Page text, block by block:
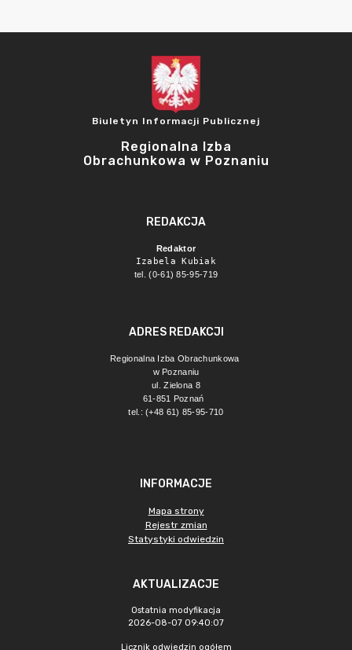
Biuletyn Informacji Publicznej
Regionalna Izba
Obrachunkowa w Poznaniu
REDAKCJA
Redaktor
Izabela Kubiak
tel. (0-61) 85-95-719
ADRES REDAKCJI
Regionalna Izba Obrachunkowa
w Poznaniu
ul. Zielona 8
61-851 Poznań
tel.: (+48 61) 85-95-710
INFORMACJE
Mapa strony
Rejestr zmian
Statystyki odwiedzin
AKTUALIZACJE
Ostatnia modyfikacja
2026-08-07 09:40:07
Licznik odwiedzin ogółem